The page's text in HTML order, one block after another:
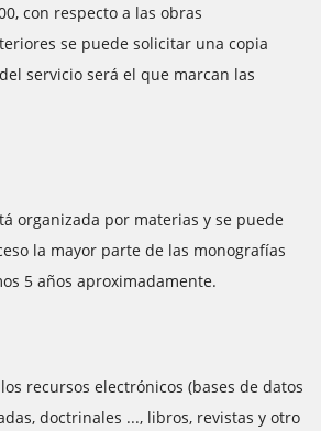
con respecto a las obras
se puede solicitar una copia
servicio será el que marcan las
organizada por materias y se puede
la mayor parte de las monografías
5 años aproximadamente.
recursos electrónicos (bases de datos
doctrinales ..., libros, revistas y otro